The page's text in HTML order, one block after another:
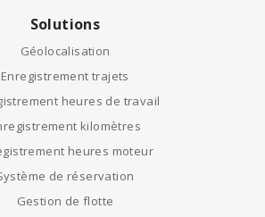
Solutions
Géolocalisation
Enregistrement trajets
heures de travail
kilomètres
heures moteur
de réservation
Gestion de flotte